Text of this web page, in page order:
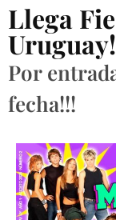
Llega
Por
fecha!!!